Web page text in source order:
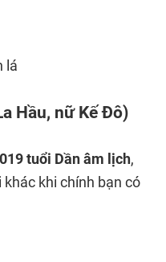
lá
Hầu, nữ Kế Đô)
tuổi Dần âm lịch,
khi chính bạn có